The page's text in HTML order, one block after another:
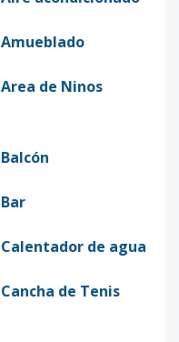
Amueblado
Area de Ninos
Balcón
Bar
Calentador de agua
Cancha de Tenis